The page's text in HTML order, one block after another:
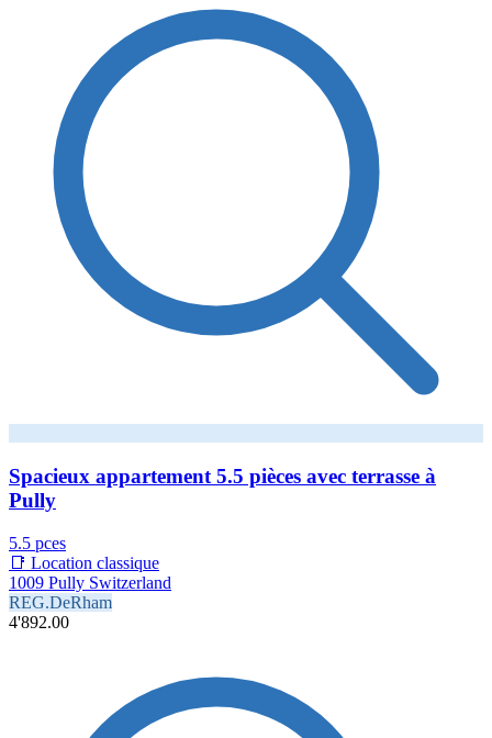
Spacieux appartement 5.5 pièces avec terrasse à
Pully
5.5 pces
📑 Location classique
1009 Pully Switzerland
REG.DeRham
4'892.00